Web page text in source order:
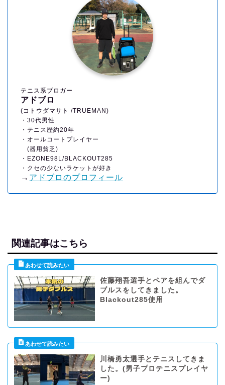
テニス系ブロガー
アドブロ
(コトウダマサト /TRUEMAN)
・30代男性
・テニス歴約20年
・オールコートプレイヤー
(器用貧乏)
・EZONE98L/BLACKOUT285
・クセの少ないラケットが好き
→ アドブロのプロフィール
関連記事はこちら
佐藤翔吾選手とペアを組んでダ
ブルスをしてきました。
Blackout285使用
川橋勇太選手とテニスしてきま
した。(男子プロテニスプレイヤ
ー)